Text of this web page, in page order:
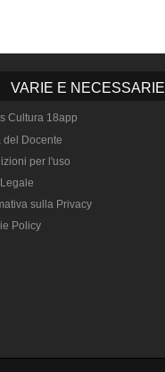
VARIE E NECESSARIE
Cultura 18app
del Docente
per l'uso
sulla Privacy
Policy